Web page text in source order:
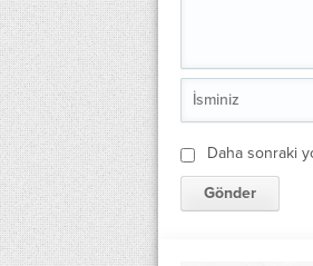
Daha sonraki